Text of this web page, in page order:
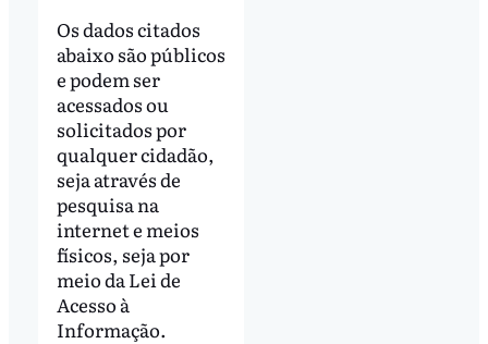
Os dados citados
abaixo são públicos
e podem ser
acessados ou
solicitados por
qualquer cidadão,
seja através de
pesquisa na
internet e meios
físicos, seja por
meio da Lei de
Acesso à
Informação.